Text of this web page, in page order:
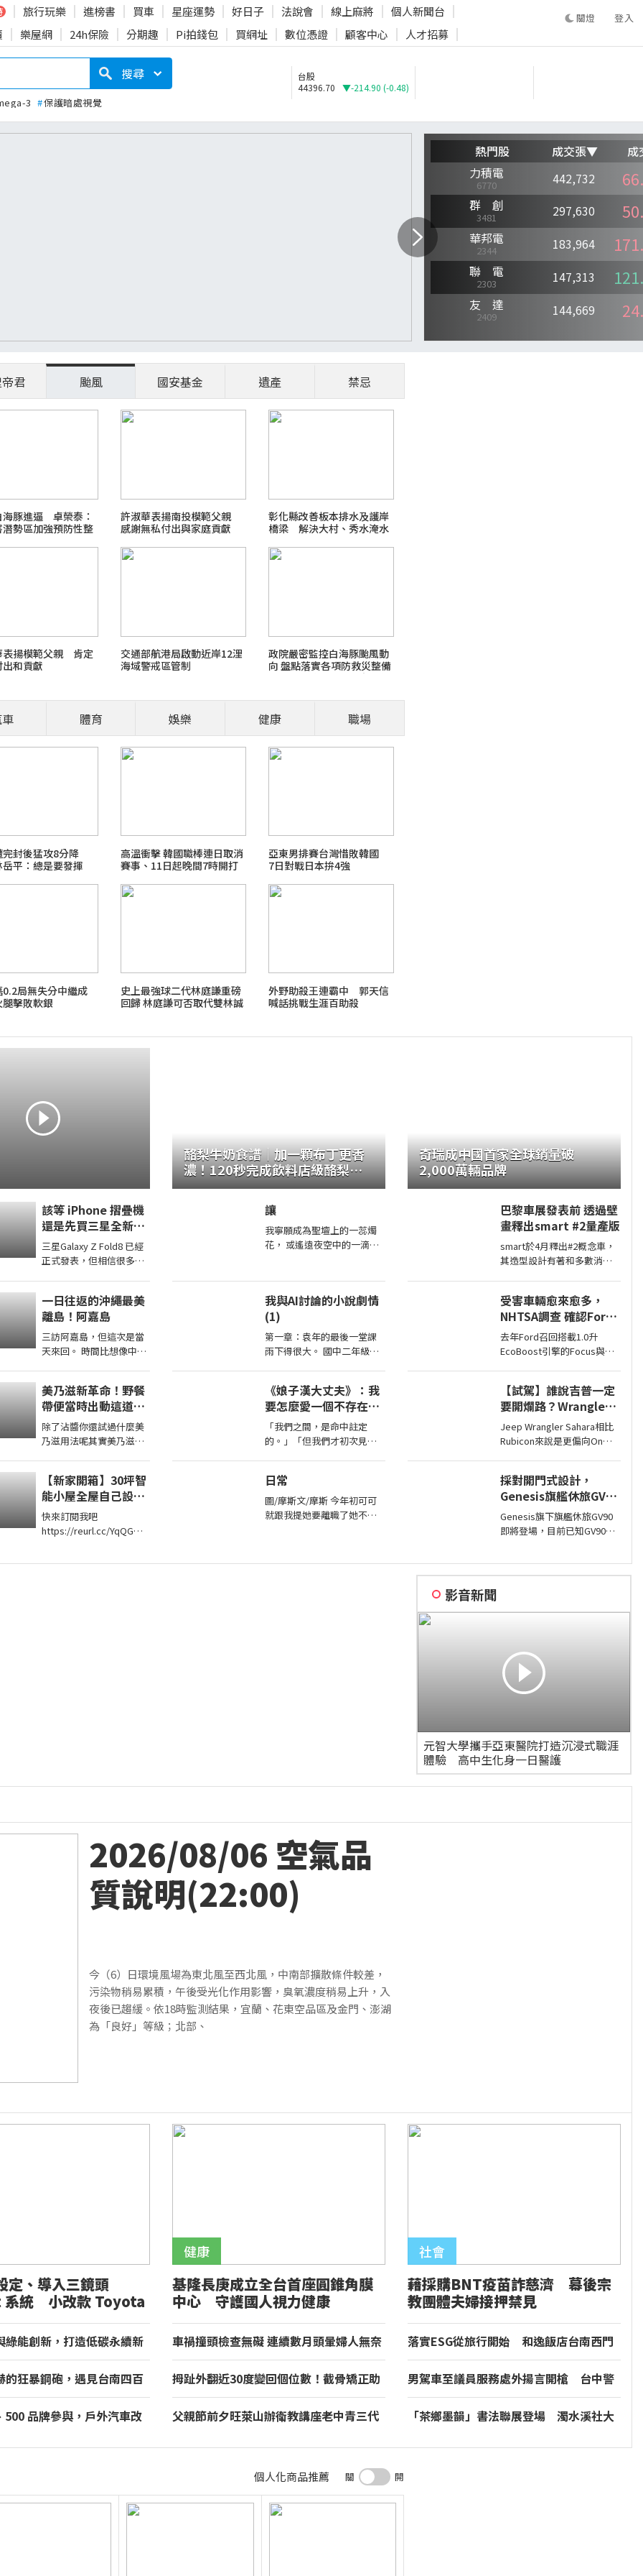
旅行玩樂 進榜書 買車 星座運勢 好日子 法說會 線上麻將
個人新聞台
樂屋網 24h保險 分期趣 Pi拍錢包 買網址 數位憑證 顧客中心 人才招募
登入
登入
搜尋
3 #保護暗處視覺
台股
44396.70
▼-214.90 (-0.48)
就是想討摸？先看看牠們的其他「肢體語
!
導 貓咪翻肚子代表對環境感到放鬆與信任，但不一定代表「同意被摸」，腹部是其脆弱
需結合其他肢體語言綜合判斷。 翻肚子可能代表信任，但不代表一定想被摸 貓咪主動
君 颱風 國安基金 遺產 禁忌
海豚進逼 卓榮泰：
勢區加強預防性整
許淑華表揚南投模範父親
感謝無私付出與家庭貢獻
彰化縣改善板本排水及護岸
橋梁 解決大村、秀水淹水
表揚模範父親 肯定
和貢獻
交通部航港局啟動近岸12浬
海域警戒區管制
政院嚴密監控白海豚颱風動
向 盤點落實各項防救災整備
呼籲民眾注意颱風訊息避免
區域
體育 娛樂 健康 職場
封後猛攻8分降
平：總是要發揮
高溫衝擊 韓國職棒連日取消
賽事、11日起晚間7時開打
亞東男排賽台灣惜敗韓國
7日對戰日本拚4強
局無失分中繼成
擊敗軟銀
史上最強球二代林庭謙重磅
回歸 林庭謙可否取代雙林誠
外野助殺王連霸中 郭天信
喊話挑戰生涯百助殺
該等 iPhone 摺疊機
還是先買三星全新
Galaxy Z Fold8從價
格到 Z Fold8 開箱上
三星Galaxy Z Fold8 已經
正式發表，但相信很多果
續等iPhone 的摺疊機 在
這部 ...
一日往返的沖繩最美
離島！阿嘉島
三訪阿嘉島，但這次是當
天來回。 時間比想像中的
https://youtu.be/ ...
美乃滋新革命！野餐
帶便當時出動這道，
保證小孩都超愛 日本
男子的家庭料理
除了沾醬你還試過什麼美
乃滋用法呢其實美乃滋炒
用蝦仁，改成 ...
【新家開箱】30坪智
能小屋全屋自己設
計！自己裝潢居然省
了100萬！
快來訂閱我吧
https://reurl.cc/YqQGW0
酪梨牛奶食譜｜加一顆布丁更香
濃！120秒完成飲料店級酪梨奶
昔｜imami 旗艦豆漿機
讓
我寧願成為聖壇上的一蕊燭
花， 或遙遠夜空中的一滴星
我與AI討論的小說劇情
(1)
第一章：袁年的最後一堂課
雨下得很大。 國中二年級的
堯禹舜站在辦公室外，手
《娘子漢大丈夫》：我
要怎麼愛一個不存在的
人？
「我們之間，是命中註定
的。」「但我們才初次見
種感覺，你我之間的那種感
覺，現
日常
圖/摩斯文/摩斯 今年初可可
就跟我提她要離職了她不當
奇瑞成中國首家全球銷量破
2,000萬輛品牌
巴黎車展發表前 透過壁
畫釋出smart #2量產版
smart於4月釋出#2概念車，
其造型設計有著和多數消費
亮相，近日smart就透過壁畫
公布#2量產版樣貌。
受害車輛愈來愈多，
NHTSA調查 確認Ford
1.0升EcoBoost引擎正
時皮帶會產生碎屑導致
去年Ford召回搭載1.0升
EcoBoost引擎的Focus與
進入調查，之後甚至還擴大
範圍和技術工程分析，如今
則確認原因了。
【試駕】誰說吉普一定
要開爛路？Wrangler
Sahara開在平路一樣
順！
Jeep Wrangler Sahara相比
Rubicon來說是更偏向On
但這不表示Sahara的越野能
力就比較弱，絕大多數的越
野路面Sahara還是可以輕鬆
通過，但就跟標題講的一
採對開門式設計，
Genesis旗艦休旅GV90
即將現身
Genesis旗下旗艦休旅GV90
即將登場，目前已知GV90將
影音新聞
元智大學攜手亞東醫院打造沉浸式職涯
體驗 高中生化身一日醫護
2026/08/06 空氣品
質說明(22:00)
今（6）日環境風場為東北風至西北風，中南部擴散條件較差，
污染物稍易累積，午後受光化作用影響，臭氧濃度稍易上升，入
夜後已趨緩。依18時監測結果，宜蘭、花東空品區及金門、澎湖
為「良好」等級；北部、
定、導入三鏡頭
系統 小改款 Toyota
登場
綠能創新，打造低碳永續新
的狂暴鋼砲，遇見台南四百
500 品牌參與，戶外汽車改
基隆長庚成立全台首座圓錐角膜
中心 守護國人視力健康
車禍撞頭檢查無礙 連續數月頭暈婦人無奈
拇趾外翻近30度變回個位數！截骨矯正助
父親節前夕旺萊山辦衛教講座老中青三代
藉採購BNT疫苗詐慈濟 幕後宗
教團體夫婦接押禁見
落實ESG從旅行開始 和逸飯店台南西門
男駕車至議員服務處外揚言開槍 台中警
「茶鄉墨韻」書法聯展登場 濁水溪社大
個人化商品推薦 關 開